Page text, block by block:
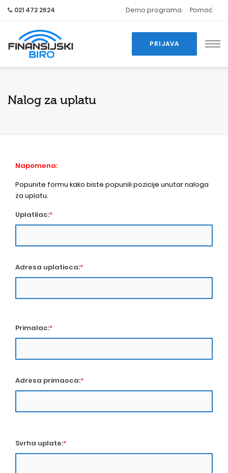
021 472 2624 Demo programa Pomoć
PRIJAVA
Nalog za uplatu
Napomena:
Popunite formu kako biste popunili pozicije unutar naloga
za uplatu.
Uplatilac:*
Adresa uplatioca:*
Primalac:*
Adresa primaoca:*
Svrha uplate:*